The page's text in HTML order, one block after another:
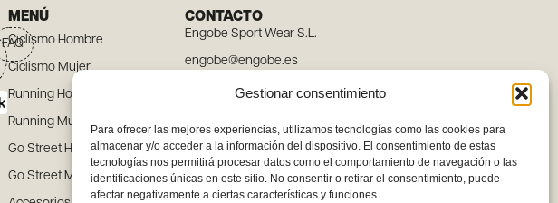
Gestionar consentimiento
Para ofrecer las mejores experiencias, utilizamos tecnologías como las cookies para
almacenar y/o acceder a la información del dispositivo. El consentimiento de estas
tecnologías nos permitirá procesar datos como el comportamiento de navegación o las
identificaciones únicas en este sitio. No consentir o retirar el consentimiento, puede
afectar negativamente a ciertas características y funciones.
FAQ
MENÚ
Ciclismo Hombre
Ciclismo Mujer
Running Hombre
Running Mujer
Go Street Hombre
Go Street Mujer
CONTACTO
Engobe Sport Wear S.L.
engobe@engobe.es
Tel. 96 110 78 03